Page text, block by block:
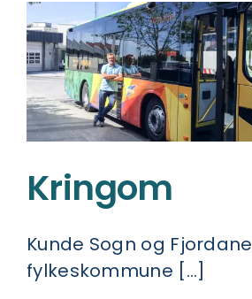
Kringom
Kunde Sogn og Fjordane
fylkeskommune [...]